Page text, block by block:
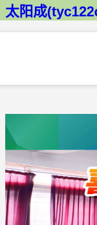
太阳成